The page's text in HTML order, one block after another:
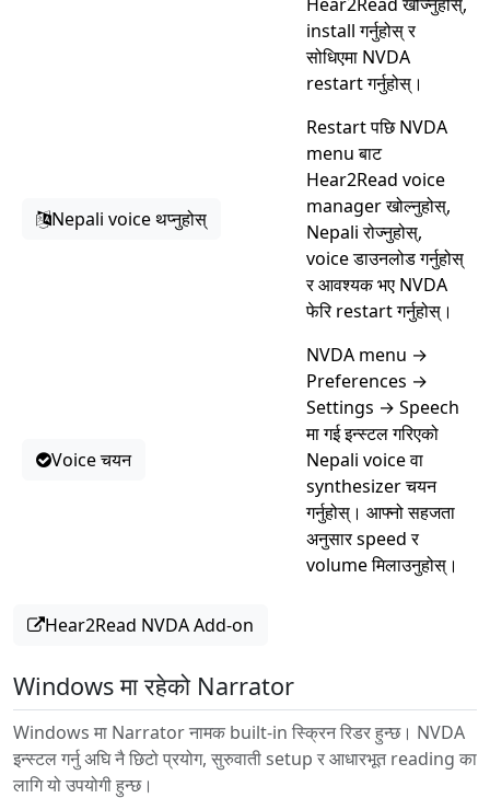
install गर्नुहोस् र
सोधिएमा NVDA
restart गर्नुहोस्।
Nepali voice थप्नुहोस्
Restart पछि NVDA
menu बाट
Hear2Read voice
manager खोल्नुहोस्,
Nepali रोज्नुहोस्,
voice डाउनलोड गर्नुहोस्
र आवश्यक भए NVDA
फेरि restart गर्नुहोस्।
Voice चयन
NVDA menu →
Preferences →
Settings → Speech
मा गई इन्स्टल गरिएको
Nepali voice वा
synthesizer चयन
गर्नुहोस्। आफ्नो सहजता
अनुसार speed र
volume मिलाउनुहोस्।
Hear2Read NVDA Add-on
Windows मा रहेको Narrator
Windows मा Narrator नामक built-in स्क्रिन रिडर हुन्छ। NVDA
इन्स्टल गर्नु अघि नै छिटो प्रयोग, सुरुवाती setup र आधारभूत reading का
लागि यो उपयोगी हुन्छ।